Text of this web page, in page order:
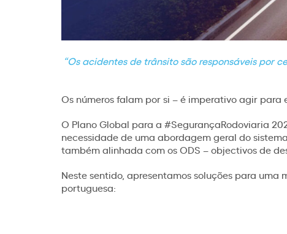
“Os acidentes de trânsito são responsáveis por
Os números falam por si – é imperativo agir
O Plano Global para a #SegurançaRodoviaria
necessidade de uma abordagem geral do
também alinhada com os ODS – objectivos de
Neste sentido, apresentamos soluções para
portuguesa: